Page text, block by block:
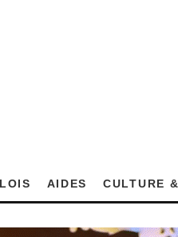
AIDES CULTURE